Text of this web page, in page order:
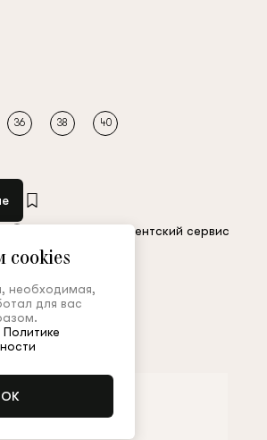
36 38 40
Обратитесь в клиентский сервис
cookies
необходимая,
для вас
Политике